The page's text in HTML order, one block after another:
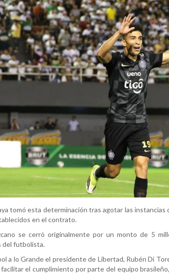
tomó esta determinación tras agotar las instancias
en el contrato.
se cerró originalmente por un monto de 5
del futbolista.
a lo Grande el presidente de Libertad, Rubén Di
el cumplimiento por parte del equipo